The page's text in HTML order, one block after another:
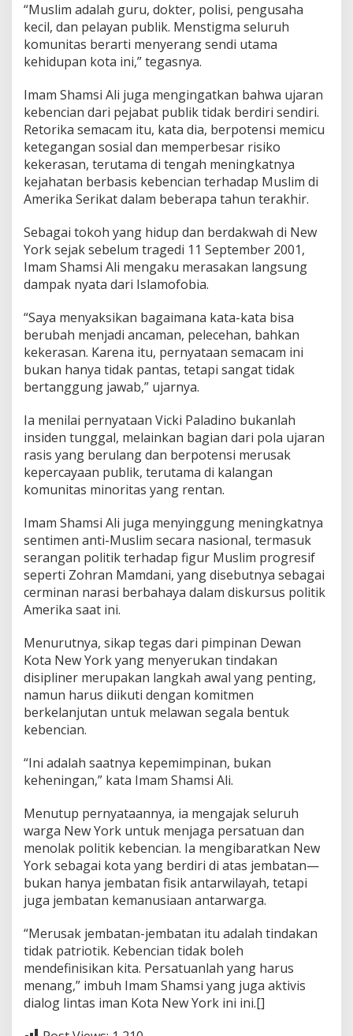
“Muslim adalah guru, dokter, polisi, pengusaha
kecil, dan pelayan publik. Menstigma seluruh
komunitas berarti menyerang sendi utama
kehidupan kota ini,” tegasnya.
Imam Shamsi Ali juga mengingatkan bahwa ujaran
kebencian dari pejabat publik tidak berdiri sendiri.
Retorika semacam itu, kata dia, berpotensi memicu
ketegangan sosial dan memperbesar risiko
kekerasan, terutama di tengah meningkatnya
kejahatan berbasis kebencian terhadap Muslim di
Amerika Serikat dalam beberapa tahun terakhir.
Sebagai tokoh yang hidup dan berdakwah di New
York sejak sebelum tragedi 11 September 2001,
Imam Shamsi Ali mengaku merasakan langsung
dampak nyata dari Islamofobia.
“Saya menyaksikan bagaimana kata-kata bisa
berubah menjadi ancaman, pelecehan, bahkan
kekerasan. Karena itu, pernyataan semacam ini
bukan hanya tidak pantas, tetapi sangat tidak
bertanggung jawab,” ujarnya.
Ia menilai pernyataan Vicki Paladino bukanlah
insiden tunggal, melainkan bagian dari pola ujaran
rasis yang berulang dan berpotensi merusak
kepercayaan publik, terutama di kalangan
komunitas minoritas yang rentan.
Imam Shamsi Ali juga menyinggung meningkatnya
sentimen anti-Muslim secara nasional, termasuk
serangan politik terhadap figur Muslim progresif
seperti Zohran Mamdani, yang disebutnya sebagai
cerminan narasi berbahaya dalam diskursus politik
Amerika saat ini.
Menurutnya, sikap tegas dari pimpinan Dewan
Kota New York yang menyerukan tindakan
disipliner merupakan langkah awal yang penting,
namun harus diikuti dengan komitmen
berkelanjutan untuk melawan segala bentuk
kebencian.
“Ini adalah saatnya kepemimpinan, bukan
keheningan,” kata Imam Shamsi Ali.
Menutup pernyataannya, ia mengajak seluruh
warga New York untuk menjaga persatuan dan
menolak politik kebencian. Ia mengibaratkan New
York sebagai kota yang berdiri di atas jembatan—
bukan hanya jembatan fisik antarwilayah, tetapi
juga jembatan kemanusiaan antarwarga.
“Merusak jembatan-jembatan itu adalah tindakan
tidak patriotik. Kebencian tidak boleh
mendefinisikan kita. Persatuanlah yang harus
menang,” imbuh Imam Shamsi yang juga aktivis
dialog lintas iman Kota New York ini ini.[]